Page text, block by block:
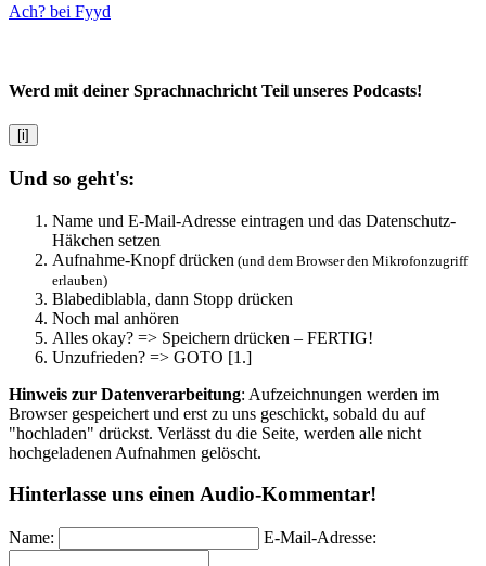
Ach? bei Fyyd
Werd mit deiner Sprachnachricht Teil unseres Podcasts!
[i]
Und so geht's:
Name und E-Mail-Adresse eintragen und das Datenschutz-
Häkchen setzen
Aufnahme-Knopf drücken (und dem Browser den Mikrofonzugriff
erlauben)
Blabediblabla, dann Stopp drücken
Noch mal anhören
Alles okay? => Speichern drücken – FERTIG!
Unzufrieden? => GOTO [1.]
Hinweis zur Datenverarbeitung: Aufzeichnungen werden im
Browser gespeichert und erst zu uns geschickt, sobald du auf
"hochladen" drückst. Verlässt du die Seite, werden alle nicht
hochgeladenen Aufnahmen gelöscht.
Hinterlasse uns einen Audio-Kommentar!
Name: E-Mail-Adresse: